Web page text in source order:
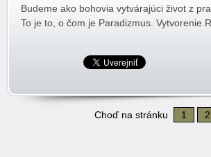
Budeme ako bohovia vytvárajúci život z
To je to, o čom je Paradizmus. Vytvorenie
Choď na stránku 1 2